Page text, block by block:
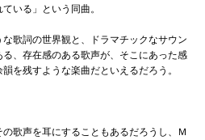
いる」という同曲。
歌詞の世界観と、ドラマチックなサウン
、存在感のある歌声が、そこにあった感
を残すような楽曲だといえるだろう。
歌声を耳にすることもあるだろうし、Ｍ